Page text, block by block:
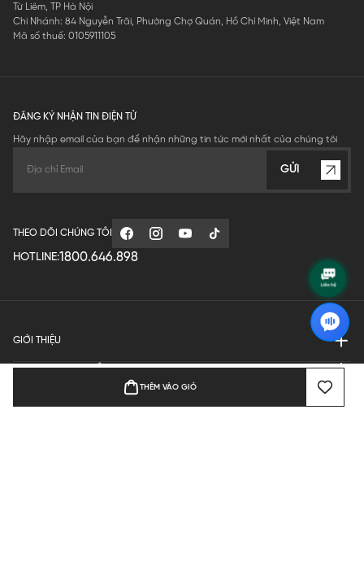
THÊM VÀO GIỎ
Từ Liêm, TP Hà Nội
Chi Nhánh: 84 Nguyễn Trãi, Phường Chợ Quán, Hồ Chí Minh, Việt Nam
Mã số thuế: 0105911105
ĐĂNG KÝ NHẬN TIN ĐIỆN TỬ
Hãy nhập email của bạn để nhận những tin tức mới nhất của chúng tôi
GỬI
THEO DÕI CHÚNG TÔI
HOTLINE:1800.646.898
GIỚI THIỆU
QUY ĐỊNH HOẠT ĐỘNG